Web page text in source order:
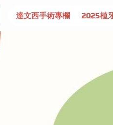
2025植牙指南 漸凍不孤